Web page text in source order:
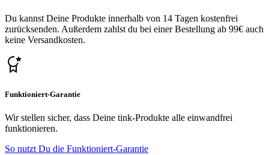
Du kannst Deine Produkte innerhalb von 14 Tagen kostenfrei
zurücksenden. Außerdem zahlst du bei einer Bestellung ab 99€ auch
keine Versandkosten.
Funktioniert-Garantie
Wir stellen sicher, dass Deine tink-Produkte alle einwandfrei
funktionieren.
So nutzt Du die Funktioniert-Garantie